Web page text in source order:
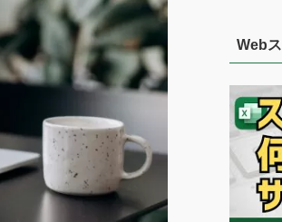
Web